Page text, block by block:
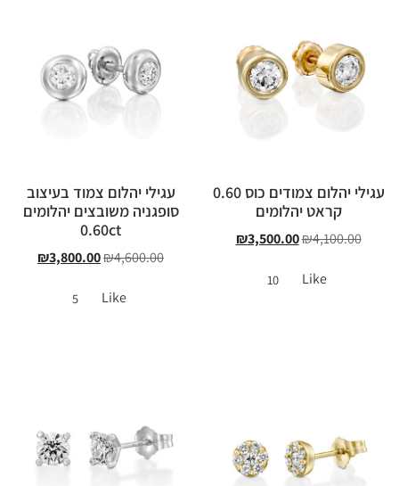
עגילי יהלום צמודים כוס 0.60
קראט יהלומים
₪4,100.00
₪3,500.00
Like
10
עגילי יהלום צמוד בעיצוב
סופגניה משובצים יהלומים
0.60ct
₪4,600.00
₪3,800.00
Like
5